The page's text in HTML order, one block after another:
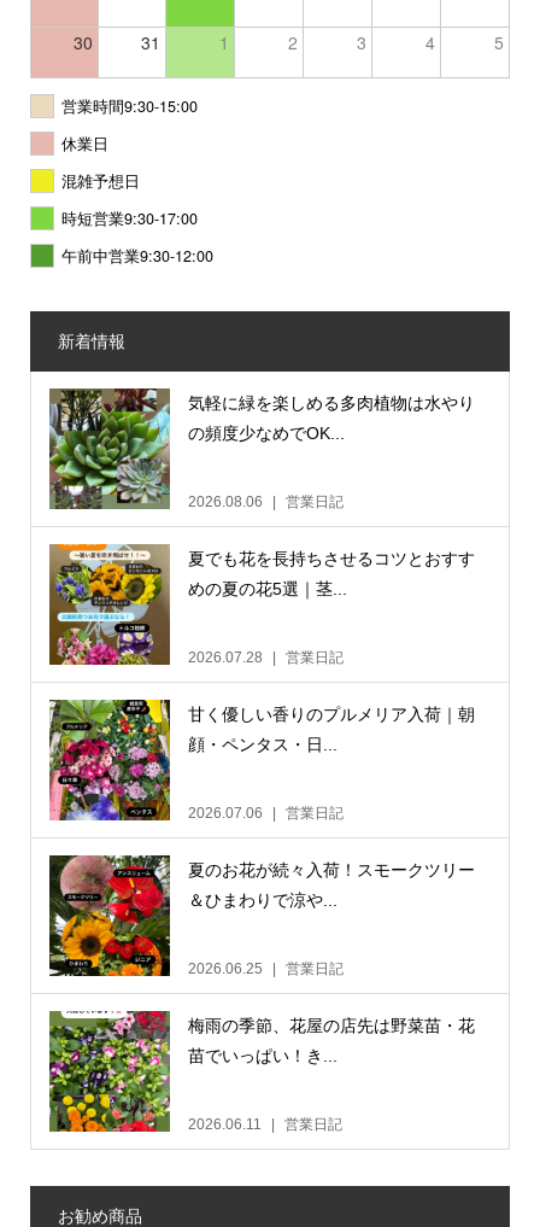
30 31 1 2 3 4 5
営業時間9:30-15:00
休業日
混雑予想日
時短営業9:30-17:00
午前中営業9:30-12:00
新着情報
気軽に緑を楽しめる多肉植物は水やり
の頻度少なめでOK...
2026.08.06 営業日記
夏でも花を長持ちさせるコツとおすす
めの夏の花5選｜茎...
2026.07.28 営業日記
甘く優しい香りのプルメリア入荷｜朝
顔・ペンタス・日...
2026.07.06 営業日記
夏のお花が続々入荷！スモークツリー
＆ひまわりで涼や...
2026.06.25 営業日記
梅雨の季節、花屋の店先は野菜苗・花
苗でいっぱい！き...
2026.06.11 営業日記
お勧め商品